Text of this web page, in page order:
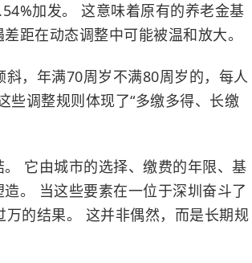
加发。 这意味着原有的养老金基
距在动态调整中可能被温和放大。
，年满70周岁不满80周岁的，每人
些调整规则体现了“多缴多得、长缴
它由城市的选择、缴费的年限、基
。 当这些要素在一位于深圳奋斗了
的结果。 这并非偶然，而是长期规